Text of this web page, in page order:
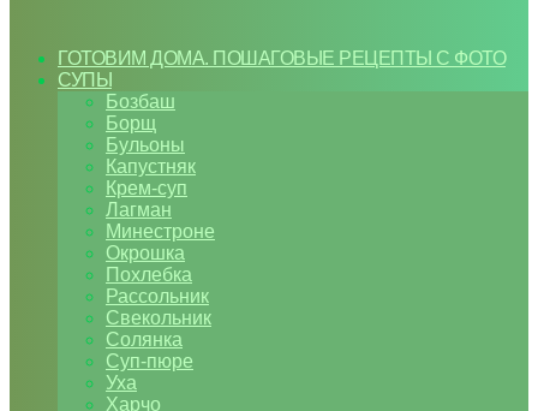
ГОТОВИМ ДОМА. ПОШАГОВЫЕ РЕЦЕПТЫ С ФОТО
СУПЫ
Бозбаш
Борщ
Бульоны
Капустняк
Крем-суп
Лагман
Минестроне
Окрошка
Похлебка
Рассольник
Свекольник
Солянка
Суп-пюре
Уха
Харчо